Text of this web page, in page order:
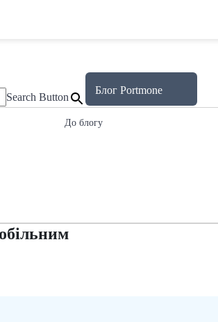
Search Button
Блог Portmone
До блогу